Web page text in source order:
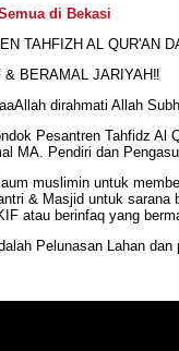
di Bekasi
TAHFIZH AL QUR'AN
BERAMAL JARIYAH‼️
dirahmati Allah
Pesantren Tahfidz Al
MA. Pendiri dan
muslimin untuk
& Masjid untuk sarana
atau berinfaq yang
Pelunasan Lahan dan